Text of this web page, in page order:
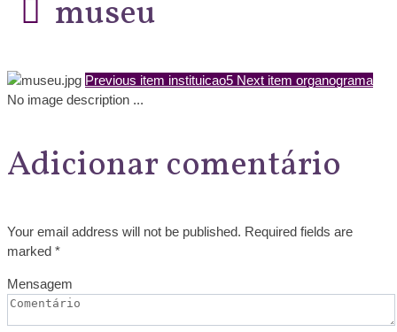
museu
Previous item instituicao5 Next item organograma
No image description ...
Adicionar comentário
Your email address will not be published. Required fields are
marked *
Mensagem